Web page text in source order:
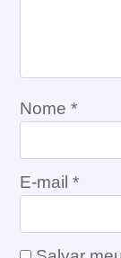
Nome *
E-mail *